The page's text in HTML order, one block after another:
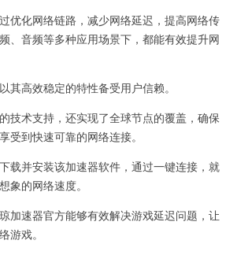
化网络链路，减少网络延迟，提高网络传
、音频等多种应用场景下，都能有效提升网
高效稳定的特性备受用户信赖。
术支持，还实现了全球节点的覆盖，确保
受到快速可靠的网络连接。
并安装该加速器软件，通过一键连接，就
象的网络速度。
速器官方能够有效解决游戏延迟问题，让
游戏。